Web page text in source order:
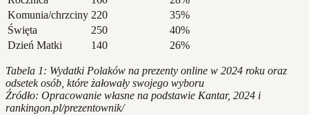
Komunia/chrzciny 220
35%
Święta
250
40%
Dzień Matki
140 26%
Tabela 1: Wydatki Polaków na prezenty online w 2024 roku oraz
odsetek osób, które żałowały swojego wyboru
Źródło: Opracowanie własne na podstawie Kantar, 2024 i
rankingon.pl/prezentownik/